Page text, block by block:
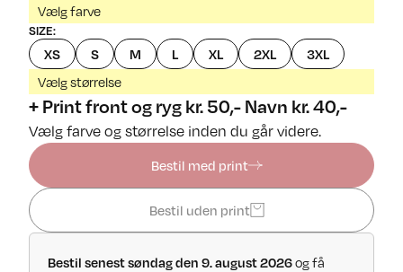
Vælg farve
SIZE:
XS S M L XL 2XL 3XL
Vælg størrelse
+ Print front og ryg kr. 50,- Navn kr. 40,-
Vælg farve og størrelse inden du går videre.
Bestil med print
Bestil uden print
Bestil senest søndag den 9. august 2026og få